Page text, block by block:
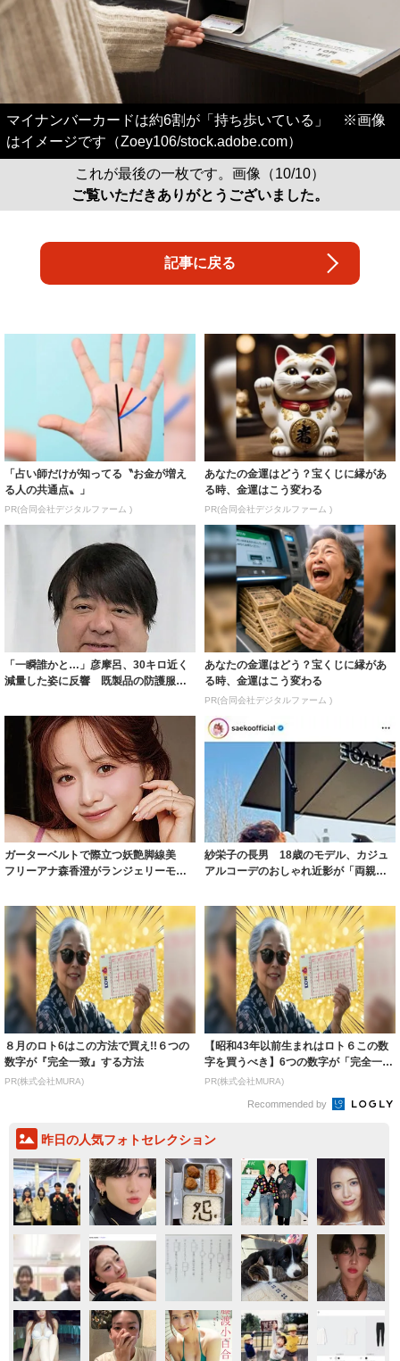
マイナンバーカードは約6割が「持ち歩いている」 ※画像
はイメージです（Zoey106/stock.adobe.com）
これが最後の一枚です。画像（10/10）
ご覧いただきありがとうございました。
記事に戻る
「占い師だけが知ってる〝お金が増え
る人の共通点〟」
PR(合同会社デジタルファーム )
あなたの金運はどう？宝くじに縁があ
る時、金運はこう変わる
PR(合同会社デジタルファーム )
「一瞬誰かと…」彦摩呂、30キロ近く
減量した姿に反響 既製品の防護服が
あなたの金運はどう？宝くじに縁があ
る時、金運はこう変わる
PR(合同会社デジタルファーム )
ガーターベルトで際立つ妖艶脚線美
フリーアナ森香澄がランジェリーモデ
紗栄子の長男 18歳のモデル、カジュ
アルコーデのおしゃれ近影が「両親の
８月のロト6はこの方法で買え!!６つの
数字が『完全一致』する方法
PR(株式会社MURA)
【昭和43年以前生まれはロト６この数
字を買うべき】6つの数字が「完全一
致」する方...
PR(株式会社MURA)
Recommended by
昨日の人気フォトセレクション